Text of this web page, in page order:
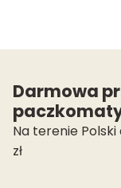
Darmowa
Na terenie
zł